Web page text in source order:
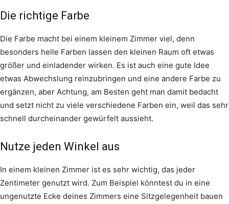
Die richtige Farbe
Die Farbe macht bei einem kleinem Zimmer viel, denn
besonders helle Farben lassen den kleinen Raum oft etwas
größer und einladender wirken. Es ist auch eine gute Idee
etwas Abwechslung reinzubringen und eine andere Farbe zu
ergänzen, aber Achtung, am Besten geht man damit bedacht
und setzt nicht zu viele verschiedene Farben ein, weil das sehr
schnell durcheinander gewürfelt aussieht.
Nutze jeden Winkel aus
In einem kleinen Zimmer ist es sehr wichtig, das jeder
Zentimeter genutzt wird. Zum Beispiel könntest du in eine
ungenutzte Ecke deines Zimmers eine Sitzgelegenheit bauen